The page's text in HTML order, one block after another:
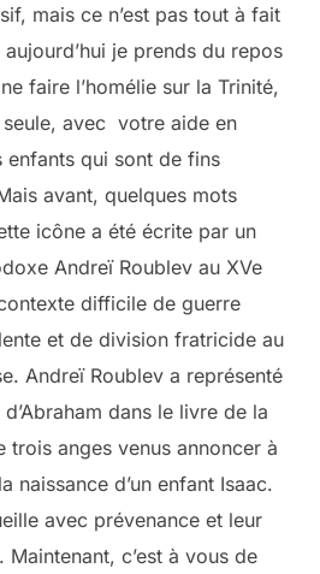
mais ce n’est pas tout à fait
je prends du repos
faire l’homélie sur la Trinité,
avec votre aide en
enfants qui sont de fins
avant, quelques mots
icône a été écrite par un
Andreï Roublev au XVe
difficile de guerre
et de division fratricide au
Andreï Roublev a représenté
dans le livre de la
trois anges venus annoncer à
naissance d’un enfant Isaac.
avec prévenance et leur
Maintenant, c’est à vous de